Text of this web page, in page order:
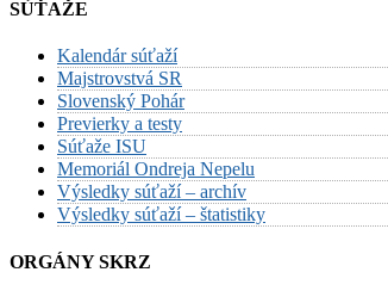
SÚŤAŽE
Kalendár súťaží
Majstrovstvá SR
Slovenský Pohár
Previerky a testy
Súťaže ISU
Memoriál Ondreja Nepelu
Výsledky súťaží – archív
Výsledky súťaží – štatistiky
ORGÁNY SKRZ